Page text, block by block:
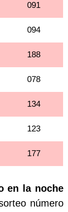
091
094
188
078
134
123
177
en la noche
número